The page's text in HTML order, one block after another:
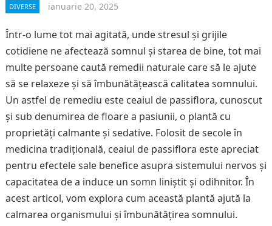
DIVERSE ianuarie 20, 2025
Într-o lume tot mai agitată, unde stresul și grijile
cotidiene ne afectează somnul și starea de bine, tot mai
multe persoane caută remedii naturale care să le ajute
să se relaxeze și să îmbunătățească calitatea somnului.
Un astfel de remediu este ceaiul de passiflora, cunoscut
și sub denumirea de floare a pasiunii, o plantă cu
proprietăți calmante și sedative. Folosit de secole în
medicina tradițională, ceaiul de passiflora este apreciat
pentru efectele sale benefice asupra sistemului nervos și
capacitatea de a induce un somn liniștit și odihnitor. În
acest articol, vom explora cum această plantă ajută la
calmarea organismului și îmbunătățirea somnului.